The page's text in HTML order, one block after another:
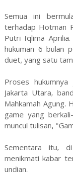
Semua ini
terhadap Hotman
Putri Iqlima
hukuman 6 bulan
duet, yang satu
Proses
Jakarta Utara,
Mahkamah Agung.
game yang
muncul tulisan,
Sementara itu,
menikmati kabar
undian.